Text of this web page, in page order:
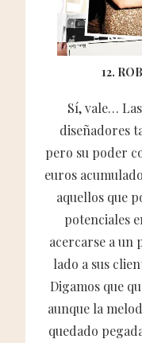
12.
Sí, vale…
diseñadores
pero su poder
euros
aquellos que
potenciales
acercarse a un
lado a sus
Digamos que
aunque la
quedado